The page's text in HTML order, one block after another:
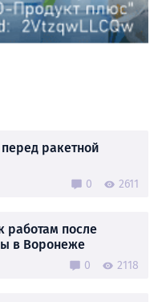
ракетной
0 2611
работам после
в Воронеже
0 2118